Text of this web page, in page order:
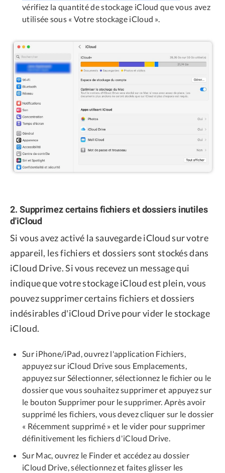
vérifiez la quantité de stockage iCloud que vous avez
utilisée sous « Votre stockage iCloud ».
2. Supprimez certains fichiers et dossiers inutiles
d'iCloud
Si vous avez activé la sauvegarde iCloud sur votre
appareil, les fichiers et dossiers sont stockés dans
iCloud Drive. Si vous recevez un message qui
indique que votre stockage iCloud est plein, vous
pouvez supprimer certains fichiers et dossiers
indésirables d'iCloud Drive pour vider le stockage
iCloud.
Sur iPhone/iPad, ouvrez l'application Fichiers,
appuyez sur iCloud Drive sous Emplacements,
appuyez sur Sélectionner, sélectionnez le fichier ou le
dossier que vous souhaitez supprimer et appuyez sur
le bouton Supprimer pour le supprimer. Après avoir
supprimé les fichiers, vous devez cliquer sur le dossier
« Récemment supprimé » et le vider pour supprimer
définitivement les fichiers d'iCloud Drive.
Sur Mac, ouvrez le Finder et accédez au dossier
iCloud Drive, sélectionnez et faites glisser les